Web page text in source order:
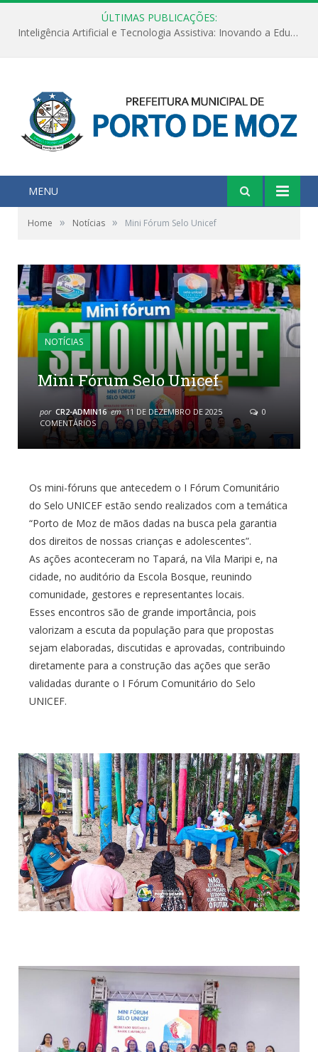
ÚLTIMAS PUBLICAÇÕES:
Inteligência Artificial e Tecnologia Assistiva: Inovando a Educação Especial e Inclusiva
MENU
Home » Notícias » Mini Fórum Selo Unicef
NOTÍCIAS
Mini Fórum Selo Unicef
por CR2-ADMIN16 em 11 DE DEZEMBRO DE 2025
0
COMENTÁRIOS
Os mini-fóruns que antecedem o I Fórum Comunitário
do Selo UNICEF estão sendo realizados com a temática
“Porto de Moz de mãos dadas na busca pela garantia
dos direitos de nossas crianças e adolescentes”.
As ações aconteceram no Tapará, na Vila Maripi e, na
cidade, no auditório da Escola Bosque, reunindo
comunidade, gestores e representantes locais.
Esses encontros são de grande importância, pois
valorizam a escuta da população para que propostas
sejam elaboradas, discutidas e aprovadas, contribuindo
diretamente para a construção das ações que serão
validadas durante o I Fórum Comunitário do Selo
UNICEF.